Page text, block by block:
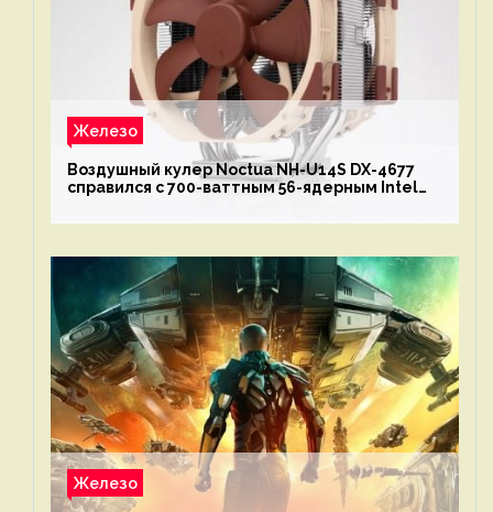
Железо
Воздушный кулер Noctua NH-U14S DX-4677
справился с 700-ваттным 56-ядерным Intel
Железо